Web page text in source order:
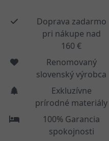
Doprava zadarmo
pri nákupe nad
160 €
Renomovaný
slovenský výrobca
Exkluzívne
prírodné materiály
100% Garancia
spokojnosti